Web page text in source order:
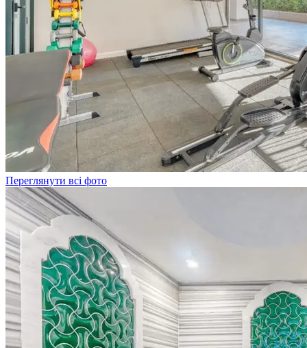
Переглянути всі фото